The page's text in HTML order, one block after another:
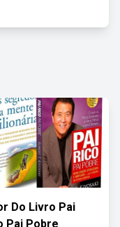
Do Livro Pai
Pai Pobre